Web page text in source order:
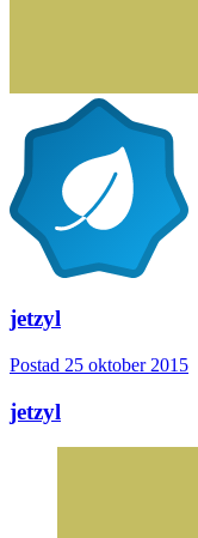
jetzyl
Postad 25 oktober 2015
jetzyl